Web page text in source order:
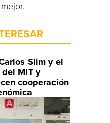
Slim y el
MIT y
cooperación